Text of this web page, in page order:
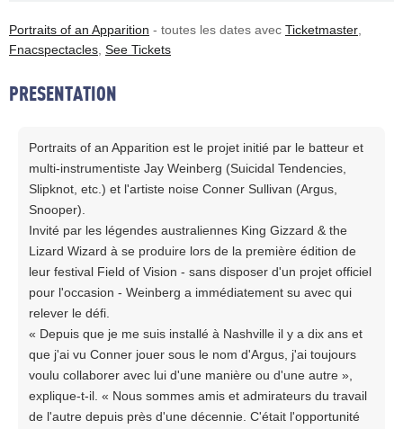
Portraits of an Apparition - toutes les dates avec Ticketmaster,
Fnacspectacles, See Tickets
PRESENTATION
Portraits of an Apparition est le projet initié par le batteur et
multi-instrumentiste Jay Weinberg (Suicidal Tendencies,
Slipknot, etc.) et l'artiste noise Conner Sullivan (Argus,
Snooper).
Invité par les légendes australiennes King Gizzard & the
Lizard Wizard à se produire lors de la première édition de
leur festival Field of Vision - sans disposer d'un projet officiel
pour l'occasion - Weinberg a immédiatement su avec qui
relever le défi.
« Depuis que je me suis installé à Nashville il y a dix ans et
que j'ai vu Conner jouer sous le nom d'Argus, j'ai toujours
voulu collaborer avec lui d'une manière ou d'une autre »,
explique-t-il. « Nous sommes amis et admirateurs du travail
de l'autre depuis près d'une décennie. C'était l'opportunité